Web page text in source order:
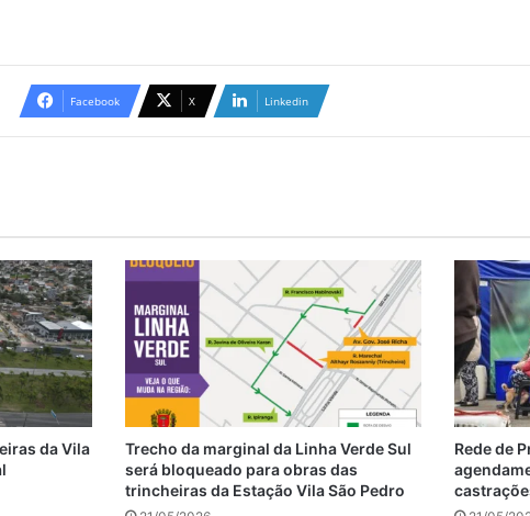
Facebook X Linkedin
da Vila
Trecho da marginal da Linha Verde Sul
será bloqueado para obras das
trincheiras da Estação Vila São Pedro
Rede de